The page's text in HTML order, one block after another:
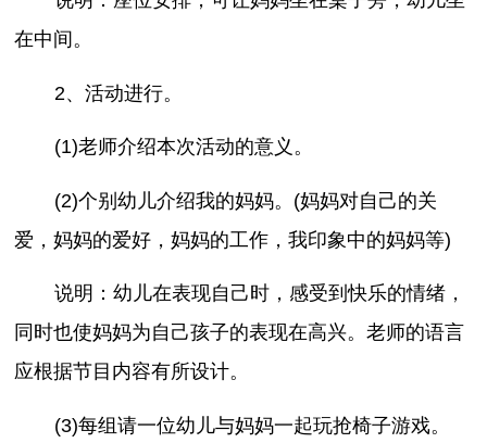
在中间。
2、活动进行。
(1)老师介绍本次活动的意义。
(2)个别幼儿介绍我的妈妈。(妈妈对自己的关
爱，妈妈的爱好，妈妈的工作，我印象中的妈妈等)
说明：幼儿在表现自己时，感受到快乐的情绪，
同时也使妈妈为自己孩子的表现在高兴。老师的语言
应根据节目内容有所设计。
(3)每组请一位幼儿与妈妈一起玩抢椅子游戏。